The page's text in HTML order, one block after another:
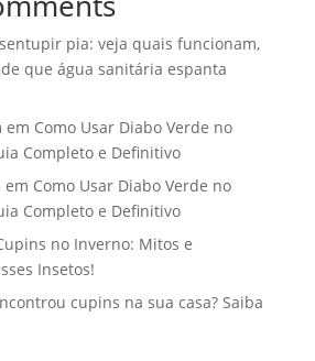
pia: veja quais funcionam,
que água sanitária espanta
em Como Usar Diabo Verde no
Completo e Definitivo
em Como Usar Diabo Verde no
Completo e Definitivo
no Inverno: Mitos e
Insetos!
cupins na sua casa? Saiba